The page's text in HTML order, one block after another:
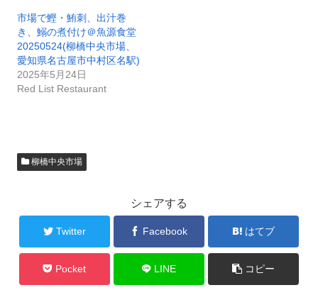
市場で鰹・鮪刺、出汁巻
き、鰯の煮付け＠魚源食堂
20250524(柳橋中央市場、
愛知県名古屋市中村区名駅)
2025年5月24日
Red List Restaurant
柳橋中央市場
シェアする
Twitter Facebook はてブ
Pocket LINE コピー